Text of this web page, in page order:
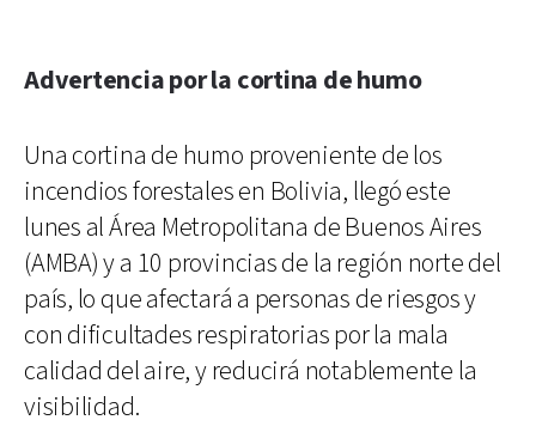
Advertencia por la cortina de humo
Una cortina de humo proveniente de los
incendios forestales en Bolivia, llegó este
lunes al Área Metropolitana de Buenos Aires
(AMBA) y a 10 provincias de la región norte del
país, lo que afectará a personas de riesgos y
con dificultades respiratorias por la mala
calidad del aire, y reducirá notablemente la
visibilidad.